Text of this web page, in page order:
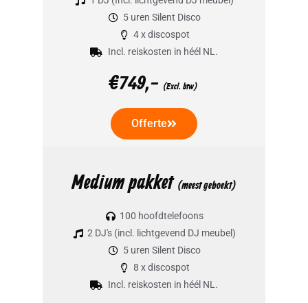
5 uren Silent Disco
4 x discospot
Incl. reiskosten in héél NL.
€749,- (Excl. btw)
Offerte
Medium pakket (meest geboekt)
100 hoofdtelefoons
2 DJ's (incl. lichtgevend DJ meubel)
5 uren Silent Disco
8 x discospot
Incl. reiskosten in héél NL.